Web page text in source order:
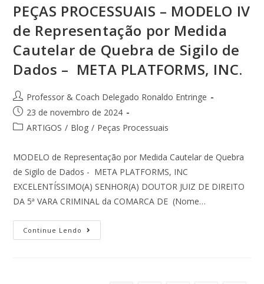
PEÇAS PROCESSUAIS – MODELO IV
de Representação por Medida
Cautelar de Quebra de Sigilo de
Dados – META PLATFORMS, INC.
Professor & Coach Delegado Ronaldo Entringe
23 de novembro de 2024
ARTIGOS / Blog / Peças Processuais
MODELO de Representação por Medida Cautelar de Quebra
de Sigilo de Dados - META PLATFORMS, INC
EXCELENTÍSSIMO(A) SENHOR(A) DOUTOR JUIZ DE DIREITO
DA 5ª VARA CRIMINAL da COMARCA DE (Nome…
Continue Lendo